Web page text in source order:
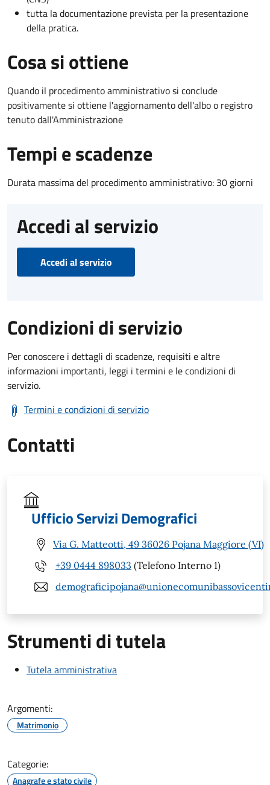
tutta la documentazione prevista per la presentazione
della pratica.
Cosa si ottiene
Quando il procedimento amministrativo si conclude
positivamente si ottiene l'aggiornamento dell'albo o registro
tenuto dall'Amministrazione
Tempi e scadenze
Durata massima del procedimento amministrativo: 30 giorni
Accedi al servizio
Accedi al servizio
Condizioni di servizio
Per conoscere i dettagli di scadenze, requisiti e altre
informazioni importanti, leggi i termini e le condizioni di
servizio.
Termini e condizioni di servizio
Contatti
Ufficio Servizi Demografici
Via G. Matteotti, 49 36026 Pojana Maggiore (VI)
+39 0444 898033 (Telefono Interno 1)
Strumenti di tutela
Tutela amministrativa
Argomenti:
Matrimonio
Categorie:
Anagrafe e stato civile